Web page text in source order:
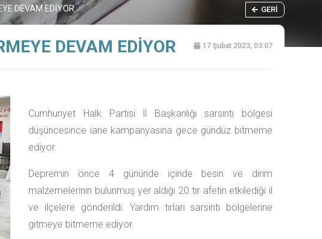
DEVAM EDİYOR GERI
DEVAM EDİYOR 17 Şubat 2023, 03:07
Cumhuriyet Halk Partisi İl Başkanlığı sarsıntı bölgesi
düşüncesince iane kampanyasına gece gündüz bitmeme
ediyor.
Depremin önce 4 gününde içinde besin ve dirim
malzemelerinin bulunmuş yer aldığı 20 tır afetin etkilediği il
ve ilçelere gönderildi. Yardım tırları sarsıntı bölgelerine
gitmeye bitmeme ediyor.